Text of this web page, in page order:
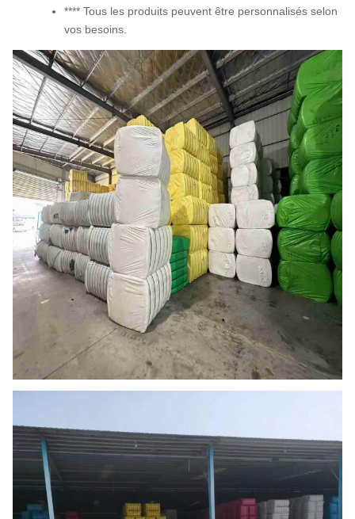
**** Tous les produits peuvent être personnalisés selon
vos besoins.